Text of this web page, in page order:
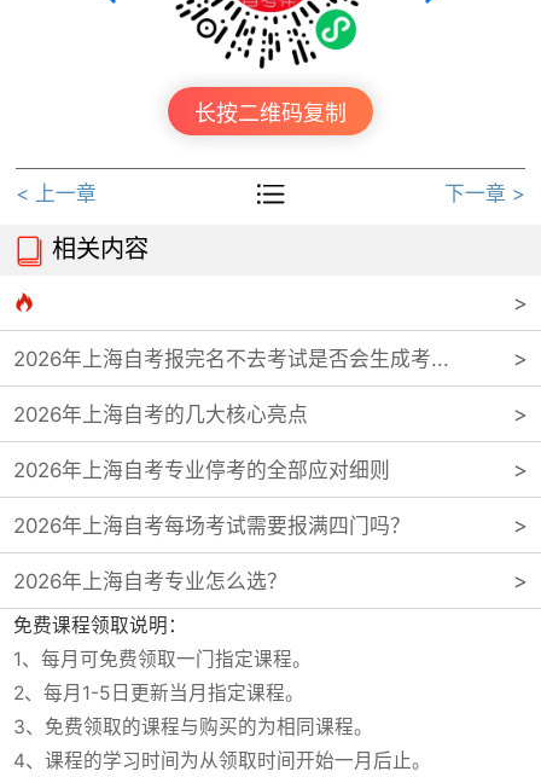
长按二维码复制
< 上一章  下一章 >
 相关内容

2026年上海自考报完名不去考试是否会生成考...
2026年上海自考的几大核心亮点
2026年上海自考专业停考的全部应对细则
2026年上海自考每场考试需要报满四门吗？
2026年上海自考专业怎么选？
免费课程领取说明：
1、每月可免费领取一门指定课程。
2、每月1-5日更新当月指定课程。
3、免费领取的课程与购买的为相同课程。
4、课程的学习时间为从领取时间开始一月后止。